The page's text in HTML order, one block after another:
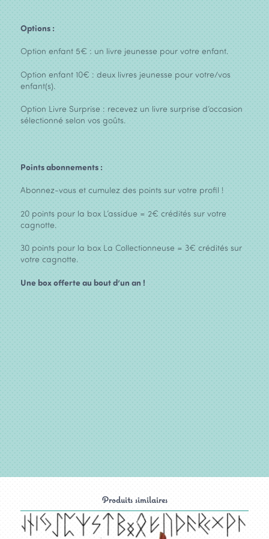
Options :
Option enfant 5€ : un livre jeunesse pour votre enfant.
Option enfant 10€ : deux livres jeunesse pour votre/vos
enfant(s).
Option Livre Surprise : recevez un livre surprise d’occasion
sélectionné selon vos goûts.
Points abonnements :
Abonnez-vous et cumulez des points sur votre profil !
20 points pour la box L’assidue = 2€ crédités sur votre
cagnotte.
30 points pour la box La Collectionneuse = 3€ crédités sur
votre cagnotte.
Une box offerte au bout d’un an !
Produits similaires